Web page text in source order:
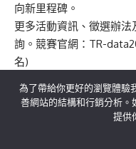
向新里程碑。
更多活動資訊、徵選辦
詢。競賽官網：TR-
名)
關於我們
為了帶給你更好的瀏覽體驗
善網站的結構和行銷分析。
提供